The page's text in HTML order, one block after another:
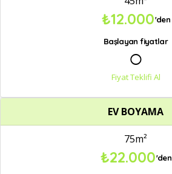
₺12.000'den
Başlayan fiyatlar
○
Fiyat Teklifi Al
EV BOYAMA
75m²
₺22.000'den